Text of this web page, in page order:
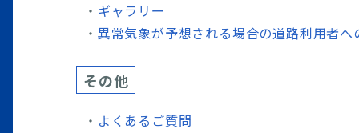
ギャラリー
異常気象が予想される場合の道路利用者へ
その他
よくあるご質問